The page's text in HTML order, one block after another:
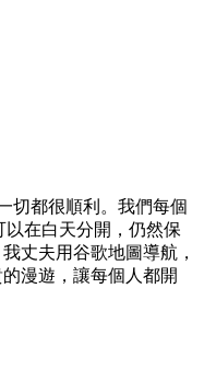
切都很順利。我們每個
以在白天分開，仍然保
丈夫用谷歌地圖導航，
漫遊，讓每個人都開